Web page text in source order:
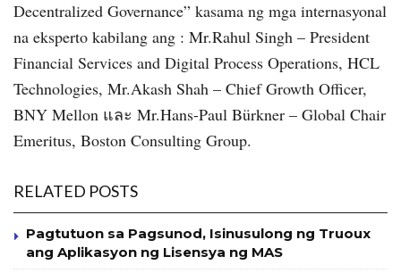
Decentralized Governance” kasama ng mga internasyonal
na eksperto kabilang ang : Mr.Rahul Singh – President
Financial Services and Digital Process Operations, HCL
Technologies, Mr.Akash Shah – Chief Growth Officer,
BNY Mellon และ Mr.Hans-Paul Bürkner – Global Chair
Emeritus, Boston Consulting Group.
RELATED POSTS
Pagtutuon sa Pagsunod, Isinusulong ng Truoux
ang Aplikasyon ng Lisensya ng MAS